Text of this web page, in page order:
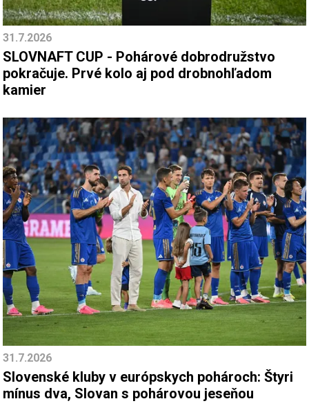
31.7.2026
SLOVNAFT CUP - Pohárové dobrodružstvo
pokračuje. Prvé kolo aj pod drobnohľadom
kamier
31.7.2026
Slovenské kluby v európskych pohároch: Štyri
mínus dva, Slovan s pohárovou jeseňou